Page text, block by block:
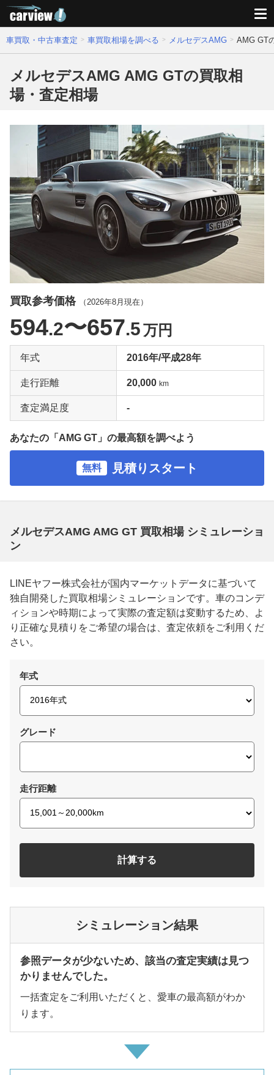
車買取・中古車査定 車買取相場を調べる メルセデスAMG AMG GT
メルセデスAMG AMG GTの買取相
場・査定相場
買取参考価格 （ 2026年8月 現在）
594.2〜657.5万円
年式 2016年/平成28年
走行距離 20,000 km
査定満足度 -
あなたの「AMG GT」の最高額を調べよう
無料 見積りスタート
メルセデスAMG AMG GT 買取相場 シミュレーショ
ン
LINEヤフー株式会社が国内マーケットデータに基づいて
独自開発した買取相場シミュレーションです。車のコンデ
ィションや時期によって実際の査定額は変動するため、よ
り正確な見積りをご希望の場合は、査定依頼をご利用くだ
さい。
年式
グレード
走行距離
計算する
シミュレーション結果
参照データが少ないため、該当の査定実績は見つ
かりませんでした。
一括査定をご利用いただくと、愛車の最高額がわか
ります。